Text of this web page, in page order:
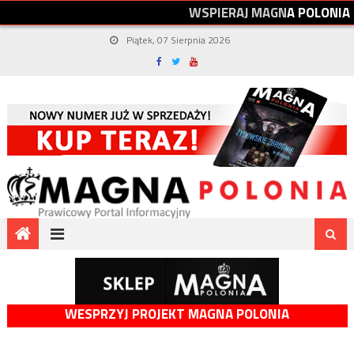
WSPIERAJMAGNAPOLONIA
Piątek, 07 Sierpnia 2026
WESPRZYJ PROJEKT MAGNA POLONIA